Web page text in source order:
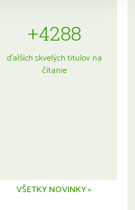
+4288
ďalších skvelých titulov na
čítanie
VŠETKY NOVINKY »